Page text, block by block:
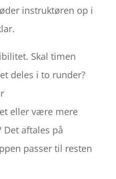
instruktøren op i
Skal timen
deles i to runder?
eller være mere
Det aftales på
passer til resten